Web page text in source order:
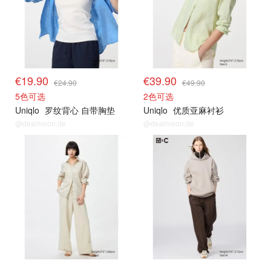
€19.90 €24.90
5色可选
Uniqlo 罗纹背心 自带胸垫
@dealmoon.de
€39.90 €49.90
2色可选
Uniqlo 优质亚麻衬衫
@dealmoon.de
限时闪促